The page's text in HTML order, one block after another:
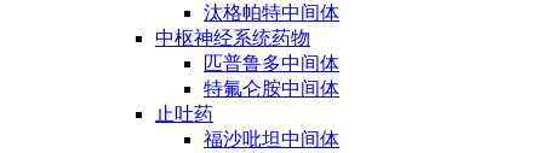
汰格帕特中间体
中枢神经系统药物
匹普鲁多中间体
特氟仑胺中间体
止吐药
福沙吡坦中间体